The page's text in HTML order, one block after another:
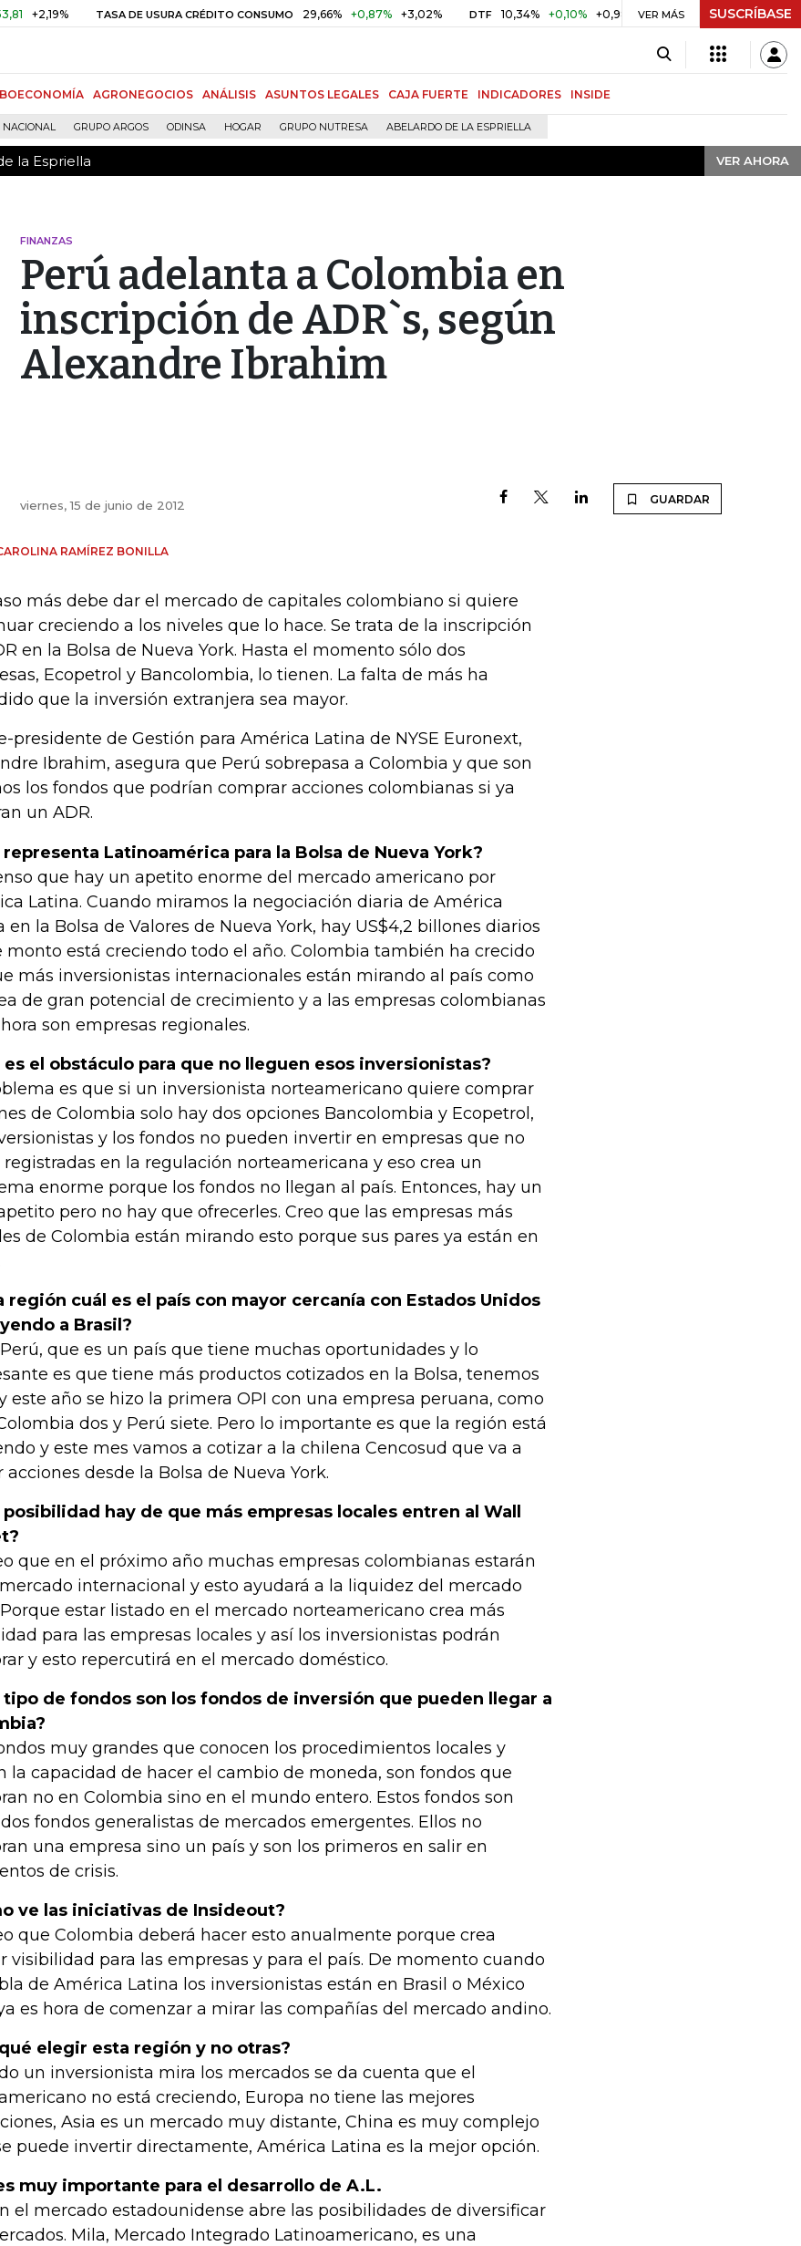
TASA DE USURA CRÉDITO CONSUMO 29,66% +0,87% +3,02% DTF 10,34% +0,10% +0,98% UVR $ 416,91 +$ 0,05 +0,01%
VER MÁS SUSCRÍBASE
AGRONEGOCIOS ANÁLISIS ASUNTOS LEGALES CAJA FUERTE INDICADORES INSIDE
NACIONAL GRUPO ARGOS ODINSA HOGAR GRUPO NUTRESA ABELARDO DE LA ESPRIELLA
la Espriella VER AHORA
la Espriella VER AHORA
FINANZAS
Perú adelanta a Colombia en
inscripción de ADR`s, según
Alexandre Ibrahim
viernes, 15 de junio de 2012 GUARDAR
RAMÍREZ BONILLA
más debe dar el mercado de capitales colombiano si quiere
creciendo a los niveles que lo hace. Se trata de la inscripción
en la Bolsa de Nueva York. Hasta el momento sólo dos
Ecopetrol y Bancolombia, lo tienen. La falta de más ha
que la inversión extranjera sea mayor.
presidente de Gestión para América Latina de NYSE Euronext,
Ibrahim, asegura que Perú sobrepasa a Colombia y que son
los fondos que podrían comprar acciones colombianas si ya
un ADR.
representa Latinoamérica para la Bolsa de Nueva York?
que hay un apetito enorme del mercado americano por
Latina. Cuando miramos la negociación diaria de América
en la Bolsa de Valores de Nueva York, hay US$4,2 billones diarios
monto está creciendo todo el año. Colombia también ha crecido
más inversionistas internacionales están mirando al país como
de gran potencial de crecimiento y a las empresas colombianas
son empresas regionales.
es el obstáculo para que no lleguen esos inversionistas?
es que si un inversionista norteamericano quiere comprar
de Colombia solo hay dos opciones Bancolombia y Ecopetrol,
y los fondos no pueden invertir en empresas que no
registradas en la regulación norteamericana y eso crea un
enorme porque los fondos no llegan al país. Entonces, hay un
pero no hay que ofrecerles. Creo que las empresas más
de Colombia están mirando esto porque sus pares ya están en
región cuál es el país con mayor cercanía con Estados Unidos
a Brasil?
que es un país que tiene muchas oportunidades y lo
es que tiene más productos cotizados en la Bolsa, tenemos
este año se hizo la primera OPI con una empresa peruana, como
dos y Perú siete. Pero lo importante es que la región está
y este mes vamos a cotizar a la chilena Cencosud que va a
desde la Bolsa de Nueva York.
posibilidad hay de que más empresas locales entren al Wall
que en el próximo año muchas empresas colombianas estarán
internacional y esto ayudará a la liquidez del mercado
Porque estar listado en el mercado norteamericano crea más
para las empresas locales y así los inversionistas podrán
y esto repercutirá en el mercado doméstico.
tipo de fondos son los fondos de inversión que pueden llegar a
muy grandes que conocen los procedimientos locales y
la capacidad de hacer el cambio de moneda, son fondos que
no en Colombia sino en el mundo entero. Estos fondos son
fondos generalistas de mercados emergentes. Ellos no
una empresa sino un país y son los primeros en salir en
de crisis.
ve las iniciativas de Insideout?
que Colombia deberá hacer esto anualmente porque crea
visibilidad para las empresas y para el país. De momento cuando
de América Latina los inversionistas están en Brasil o México
es hora de comenzar a mirar las compañías del mercado andino.
elegir esta región y no otras?
un inversionista mira los mercados se da cuenta que el
no está creciendo, Europa no tiene las mejores
Asia es un mercado muy distante, China es muy complejo
puede invertir directamente, América Latina es la mejor opción.
muy importante para el desarrollo de A.L.
el mercado estadounidense abre las posibilidades de diversificar
Mila, Mercado Integrado Latinoamericano, es una